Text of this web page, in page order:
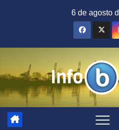
6 de agosto